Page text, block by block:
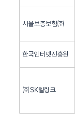
서울보증보험㈜
한국인터넷진흥원
㈜SK텔링크